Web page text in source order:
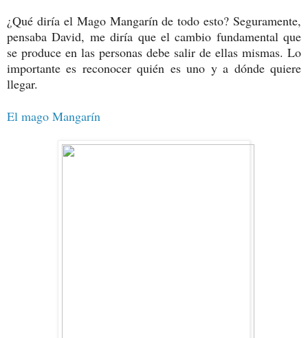
¿Qué diría el Mago Mangarín de todo esto? Seguramente,
pensaba David, me diría que el cambio fundamental que
se produce en las personas debe salir de ellas mismas. Lo
importante es reconocer quién es uno y a dónde quiere
llegar.
El mago Mangarín